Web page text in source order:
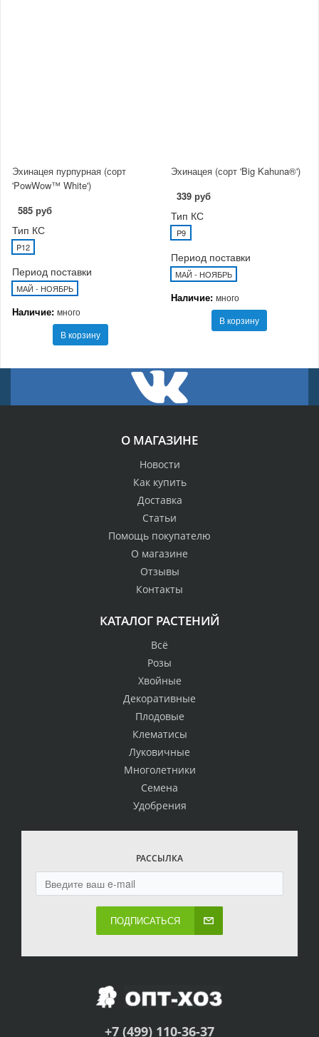
Эхинацея пурпурная (сорт
'PowWow™ White')
585 руб
Тип КС
P12
Период поставки
МАЙ - НОЯБРЬ
Наличие: много
В корзину
Эхинацея (сорт 'Big Kahuna®')
339 руб
Тип КС
P9
Период поставки
МАЙ - НОЯБРЬ
Наличие: много
В корзину
О МАГАЗИНЕ
Новости
Как купить
Доставка
Статьи
Помощь покупателю
О магазине
Отзывы
Контакты
КАТАЛОГ РАСТЕНИЙ
Всё
Розы
Хвойные
Декоративные
Плодовые
Клематисы
Луковичные
Многолетники
Семена
Удобрения
РАССЫЛКА
ПОДПИСАТЬСЯ
+7 (499) 110-36-37